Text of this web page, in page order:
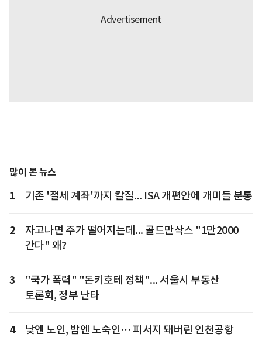
많이 본 뉴스
1 기존 '절세 계좌'까지 칼질... ISA 개편안에 개미들 분통
2
자고나면 주가 떨어지는데... 골드만삭스 "1만2000
간다" 왜?
3
"국가 폭력" "돈키호테 정책"... 서울시 부동산
토론회, 정부 난타
4 낮엔 노인, 밤엔 노숙인… 피서지 돼버린 인천공항